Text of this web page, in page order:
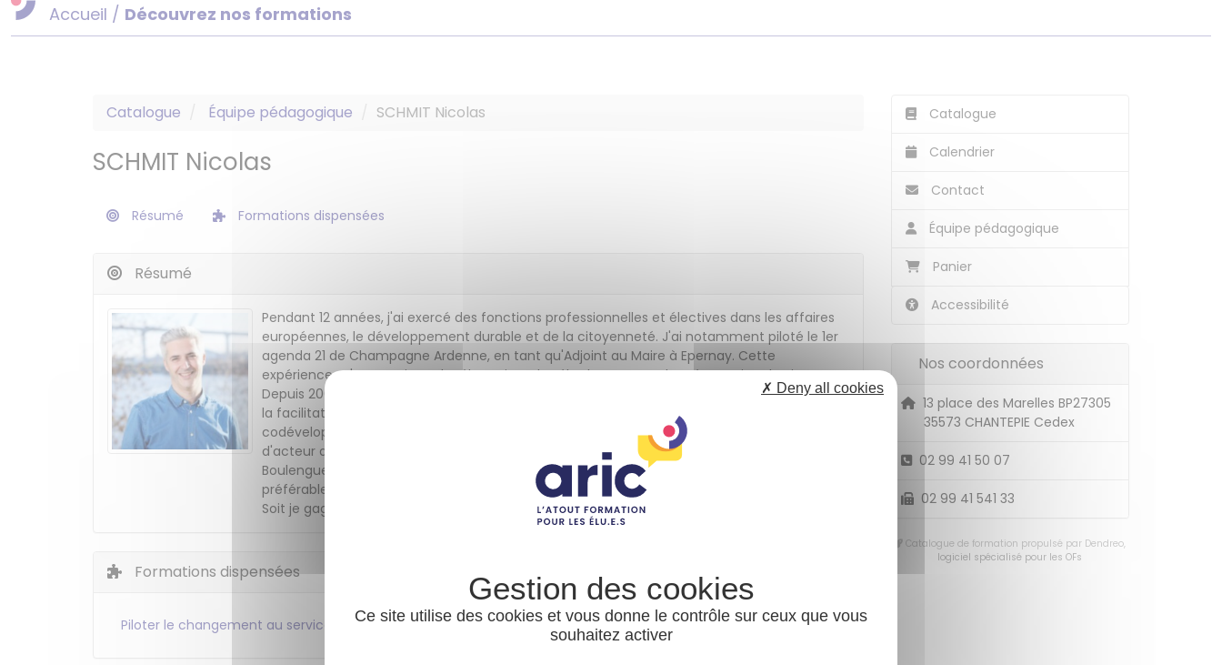
Accueil / Découvrez nos formations
Catalogue Équipe pédagogique SCHMIT Nicolas
SCHMIT Nicolas
Résumé Formations dispensées
Résumé
Pendant 12 années, j'ai exercé des fonctions professionnelles et électives dans les affaires
européennes, le développement durable et de la citoyenneté. J'ai notamment piloté le 1er
agenda 21 de Champagne Ardenne, en tant qu'Adjoint au Maire à Epernay. Cette
expérience m'a convaincu du rôle majeur des élus locaux pour la préservation du vivant.
Depuis 2009, j'accompagne les dirigeants et les managers par le coaching, la formation et
la facilitation en intelligence collective, notamment avec la méthode québécoise du
codéveloppement. Fort de ces expériences d'accompagnateur du changement et
d'acteur de la transition écologique, je coanime régulièrement des formations avec Solène
Boulenguer. Comme elle, je suis convaincu qu'une transition écologique choisie est
préférable à des derèglement climatiques subis. Ma citation favorite : "Je ne perds jamais.
Soit je gagne, soit j'apprends". (Mandela)
Formations dispensées
Piloter le changement au service de l’action publique locale
Catalogue
Calendrier
Contact
Équipe pédagogique
Panier
Accessibilité
Nos coordonnées
13 place des Marelles BP27305
35573 CHANTEPIE Cedex
02 99 41 50 07
02 99 41 541 33
Catalogue de formation propulsé par Dendreo,
logiciel spécialisé pour les OFs
Ce site utilise des cookies et vous donne le contrôle sur ceux que vous
souhaitez activer
✗ Deny all cookies